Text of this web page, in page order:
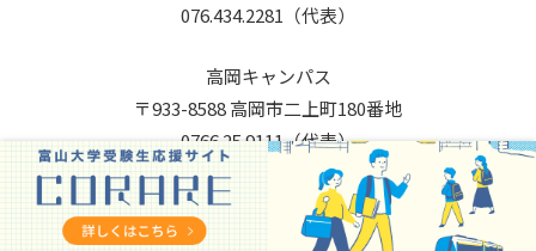
076.434.2281（代表）
高岡キャンパス
〒933-8588 高岡市二上町180番地
0766.25.9111（代表）
Copyright © 2026 University of Toyama. All Rights Reserved.